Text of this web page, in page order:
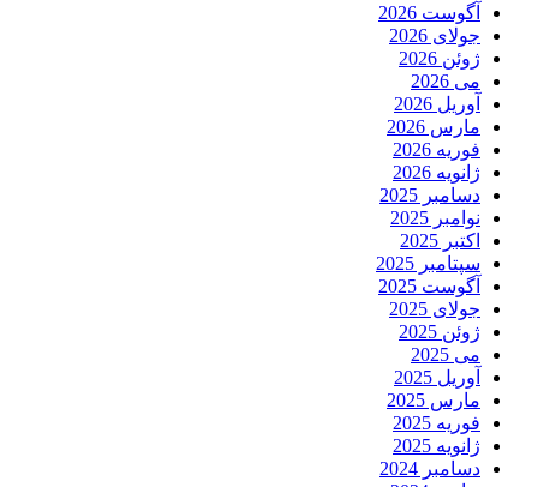
آگوست 2026
جولای 2026
ژوئن 2026
می 2026
آوریل 2026
مارس 2026
فوریه 2026
ژانویه 2026
دسامبر 2025
نوامبر 2025
اکتبر 2025
سپتامبر 2025
آگوست 2025
جولای 2025
ژوئن 2025
می 2025
آوریل 2025
مارس 2025
فوریه 2025
ژانویه 2025
دسامبر 2024